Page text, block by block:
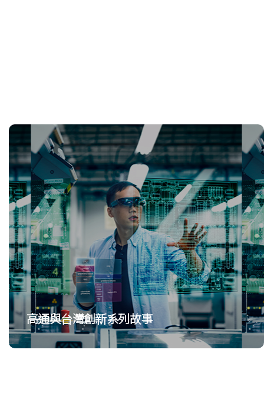
高通與台灣創新系列故事